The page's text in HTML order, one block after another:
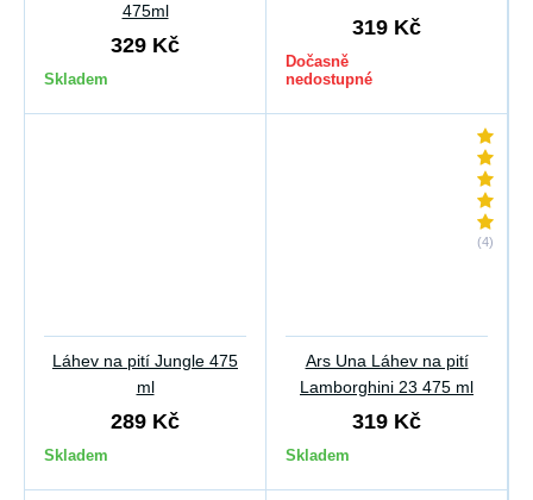
475ml
329 Kč
Skladem
319 Kč
Dočasně
nedostupné
Láhev na pití Jungle 475
ml
289 Kč
Skladem
(4)
Ars Una Láhev na pití
Lamborghini 23 475 ml
319 Kč
Skladem